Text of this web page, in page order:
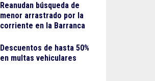
Reanudan búsqueda de
menor arrastrado por la
corriente en la Barranca
Descuentos de hasta 50%
en multas vehiculares